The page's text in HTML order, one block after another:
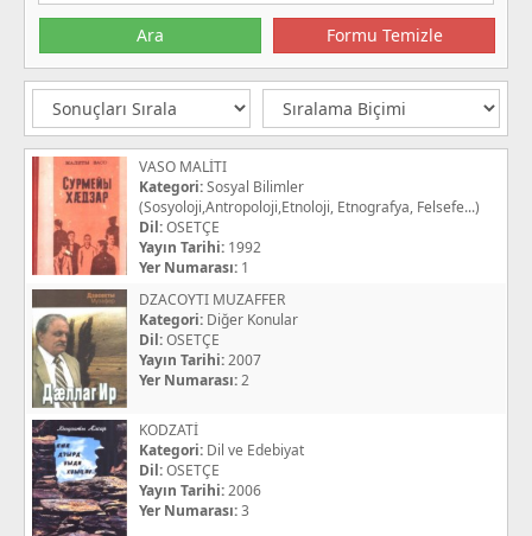
VASO MALİTI
Kategori:Sosyal Bilimler
(Sosyoloji,Antropoloji,Etnoloji, Etnografya, Felsefe...)
Dil:OSETÇE
Yayın Tarihi: 1992
Yer Numarası: 1
DZACOYTI MUZAFFER
Kategori: Diğer Konular
Dil:OSETÇE
Yayın Tarihi:2007
Yer Numarası:2
KODZATİ
Kategori: Dil ve Edebiyat
Dil:OSETÇE
Yayın Tarihi:2006
Yer Numarası:3